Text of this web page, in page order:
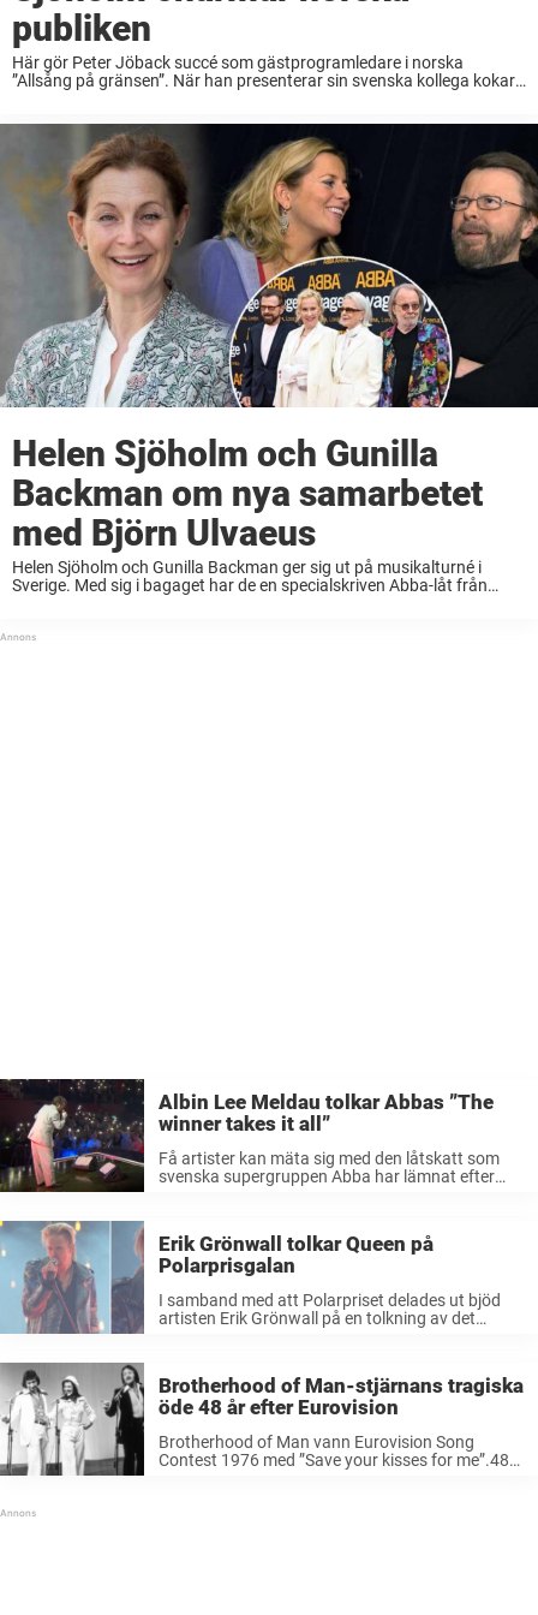
publiken
Här gör Peter Jöback succé som gästprogramledare i norska
”Allsång på gränsen”. När han presenterar sin svenska kollega kokar
Helen Sjöholm och Gunilla
Backman om nya samarbetet
med Björn Ulvaeus
Helen Sjöholm och Gunilla Backman ger sig ut på musikalturné i
Sverige. Med sig i bagaget har de en specialskriven Abba-låt från
Albin Lee Meldau tolkar Abbas ”The
winner takes it all”
Få artister kan mäta sig med den låtskatt som
svenska supergruppen Abba har lämnat efter
Erik Grönwall tolkar Queen på
Polarprisgalan
I samband med att Polarpriset delades ut bjöd
artisten Erik Grönwall på en tolkning av det
Brotherhood of Man-stjärnans tragiska
öde 48 år efter Eurovision
Brotherhood of Man vann Eurovision Song
Contest 1976 med ”Save your kisses for me”.48